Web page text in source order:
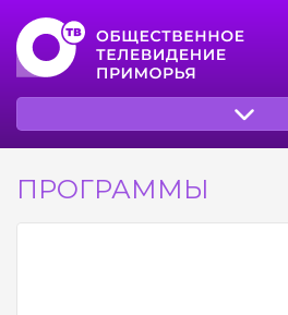
ПРОГРАММЫ